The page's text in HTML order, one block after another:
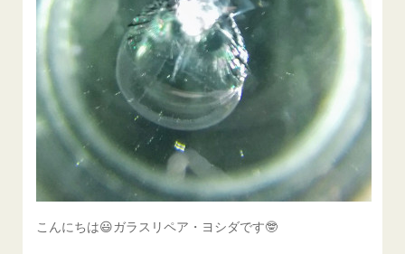
こんにちは😃ガラスリペア・ヨシダです🤓